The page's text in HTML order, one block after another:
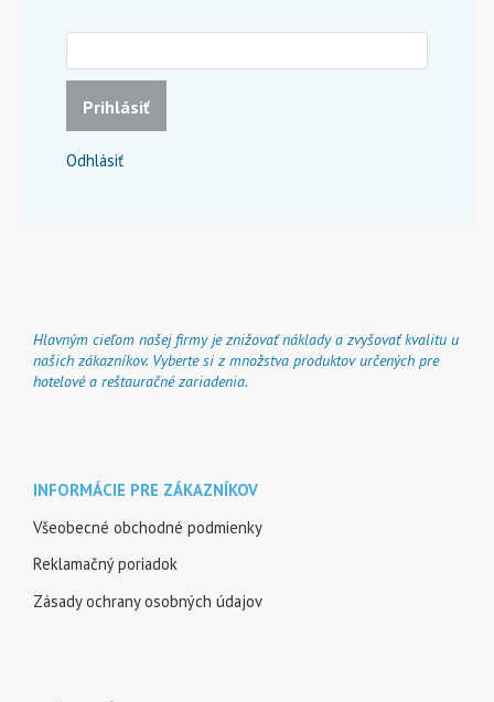
Prihlásiť
Odhlásiť
Hlavným cieľom našej firmy je znižovať náklady a zvyšovať kvalitu u
našich zákazníkov. Vyberte si z množstva produktov určených pre
hotelové a reštauračné zariadenia.
INFORMÁCIE PRE ZÁKAZNÍKOV
Všeobecné obchodné podmienky
Reklamačný poriadok
Zásady ochrany osobných údajov